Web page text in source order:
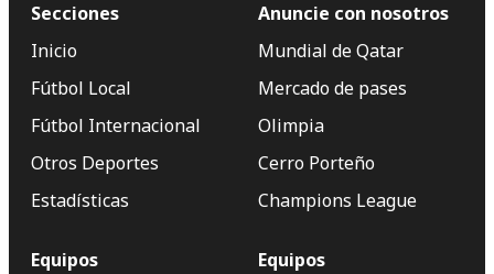
Secciones
Inicio
Fútbol Local
Fútbol Internacional
Otros Deportes
Estadísticas
Anuncie con nosotros
Mundial de Qatar
Mercado de pases
Olimpia
Cerro Porteño
Champions League
Equipos
Equipos